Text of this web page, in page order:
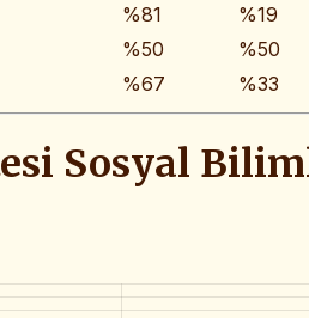
%81
%19
%50
%50
%67 %33
Sosyal